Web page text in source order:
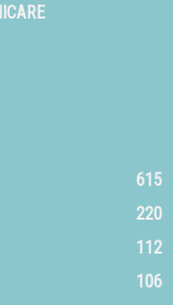
615
220
112
106